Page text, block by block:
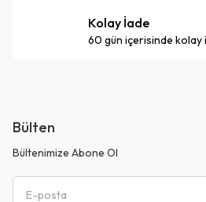
Kolay İade
60 gün içerisinde kolay
Bülten
Bültenimize Abone Ol